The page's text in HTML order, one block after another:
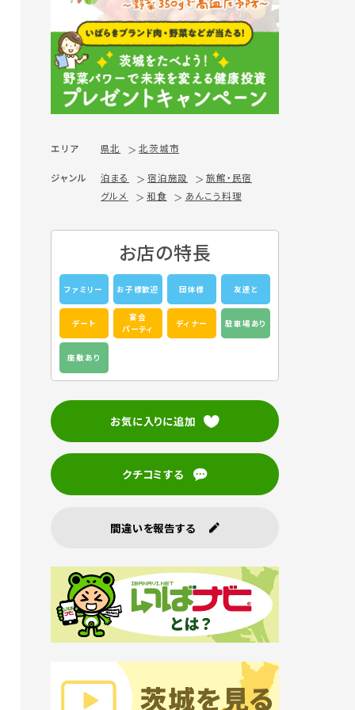
エリア 県北 北茨城市
ジャンル 泊まる 宿泊施設
旅館・民宿
グルメ
和食 あんこう料理
お店の特長
ファミリー お子様歓迎 団体様 友達と
デート
宴会
パーティ
ディナー 駐車場あり
座敷あり
お気に入りに追加
クチコミする
間違いを報告する